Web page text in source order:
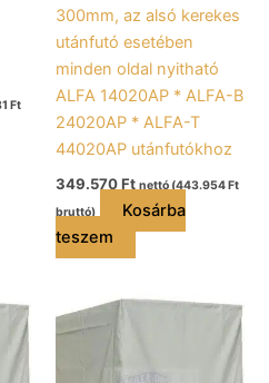
Ft
300mm, az alsó kerekes
utánfutó esetében
minden oldal nyitható
ALFA 14020AP * ALFA-B
24020AP * ALFA-T
44020AP utánfutókhoz
349.570Ft nettó (443.954 Ft
bruttó)
Kosárba
teszem